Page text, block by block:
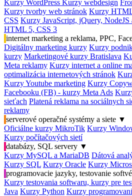
Kurzy WordPress Kurzy webdesign
Kurzy tvorby web stránok Kurzy
CSS Kurzy JavaScript, jQuery, NodeJS
HTML 5, CSS 3
internet marketing a reklama, PPC,
Digitálny marketing kurzy Kurzy
kurzy Marketingové kurzy Bratislava
Meta reklamy Kurzy internet a online
optimalizácia internetových stránok
Kurzy Youtube marketing Kurzy
Facebooku (FB) - kurzy Meta Ads
sieťach Platená reklama na sociálnych
reklamy
serverové operačné systémy a siete ▼
Oficiálne kurzy MikroTik Kurzy
Kurzy počítačových sietí
databázy, SQL servery ▼
Kurzy MySQL a MariaDB Dátová
Kurzy SQL Kurzy Oracle Kurzy
programovacie jazyky, testovanie
Kurzy testovania softwaru, kurzy pre
Java Kurzy Python Kurzy